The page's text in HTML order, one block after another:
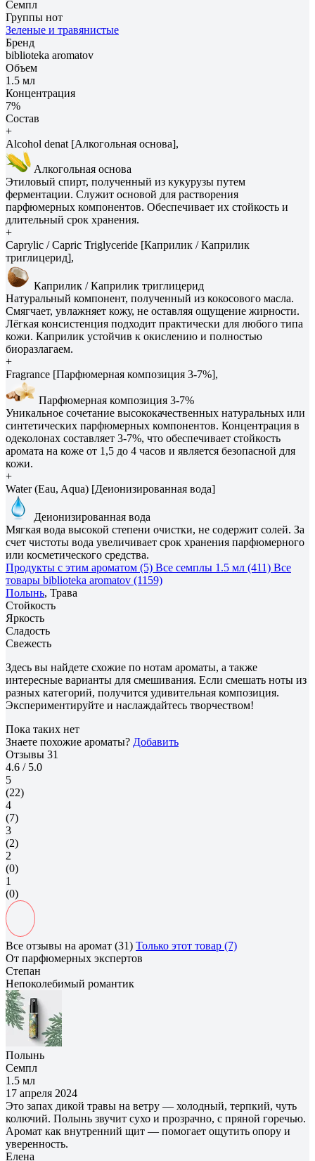
Семпл
Группы нот
Зеленые и травянистые
Бренд
biblioteka aromatov
Объем
1.5 мл
Концентрация
7%
Состав
+
Alcohol denat [Алкогольная основа],
Алкогольная основа
Этиловый спирт, полученный из кукурузы путем
ферментации. Служит основой для растворения
парфюмерных компонентов. Обеспечивает их стойкость и
длительный срок хранения.
+
Caprylic / Capric Triglyceride [Каприлик / Каприлик
триглицерид],
Каприлик / Каприлик триглицерид
Натуральный компонент, полученный из кокосового масла.
Смягчает, увлажняет кожу, не оставляя ощущение жирности.
Лёгкая консистенция подходит практически для любого типа
кожи. Каприлик устойчив к окислению и полностью
биоразлагаем.
+
Fragrance [Парфюмерная композиция 3-7%],
Парфюмерная композиция 3-7%
Уникальное сочетание высококачественных натуральных или
синтетических парфюмерных компонентов. Концентрация в
одеколонах составляет 3-7%, что обеспечивает стойкость
аромата на коже от 1,5 до 4 часов и является безопасной для
кожи.
+
Water (Eau, Aqua) [Деионизированная вода]
Деионизированная вода
Мягкая вода высокой степени очистки, не содержит солей. За
счет чистоты вода увеличивает срок хранения парфюмерного
или косметического средства.
Продукты с этим ароматом (5) Все семплы 1.5 мл (411) Все
товары biblioteka aromatov (1159)
Полынь, Трава
Стойкость
Яркость
Сладость
Свежесть
Здесь вы найдете схожие по нотам ароматы, а также
интересные варианты для смешивания. Если смешать ноты из
разных категорий, получится удивительная композиция.
Экспериментируйте и наслаждайтесь творчеством!
Пока таких нет
Знаете похожие ароматы? Добавить
Отзывы 31
4.6 / 5.0
5
(22)
4
(7)
3
(2)
2
(0)
1
(0)
Все отзывы на аромат (31) Только этот товар (7)
От парфюмерных экспертов
Степан
Непоколебимый романтик
Полынь
Семпл
1.5 мл
17 апреля 2024
Это запах дикой травы на ветру — холодный, терпкий, чуть
колючий. Полынь звучит сухо и прозрачно, с пряной горечью.
Аромат как внутренний щит — помогает ощутить опору и
уверенность.
Елена